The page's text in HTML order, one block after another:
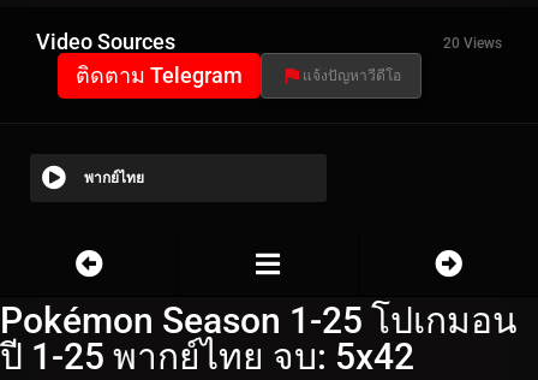
Video Sources 20 Views
ติดตาม Telegram แจ้งปัญหาวีดีโอ
พากย์ไทย
Pokémon Season 1-25 โปเกมอน
ปี 1-25 พากย์ไทย จบ: 5x42